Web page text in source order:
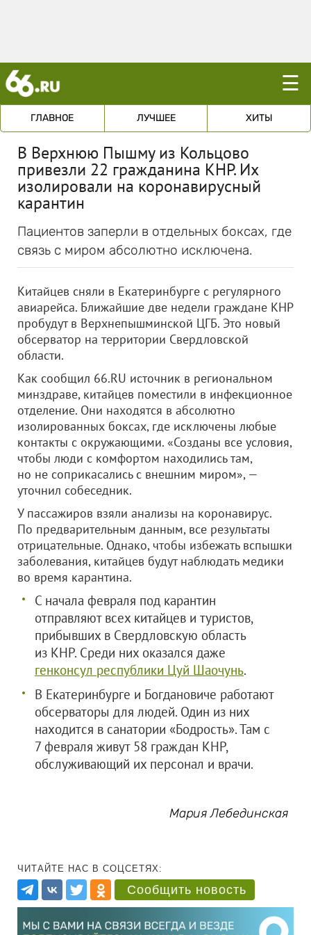
☰
ГЛАВНОЕ ЛУЧШЕЕ ХИТЫ
В Верхнюю Пышму из Кольцово
привезли 22 гражданина КНР. Их
изолировали на коронавирусный
карантин
Пациентов заперли в отдельных боксах, где
связь с миром абсолютно исключена.
Китайцев сняли в Екатеринбурге с регулярного
авиарейса. Ближайшие две недели граждане КНР
пробудут в Верхнепышминской ЦГБ. Это новый
обсерватор на территории Свердловской
области.
Как сообщил 66.RU источник в региональном
минздраве, китайцев поместили в инфекционное
отделение. Они находятся в абсолютно
изолированных боксах, где исключены любые
контакты с окружающими. «Созданы все условия,
чтобы люди с комфортом находились там,
но не соприкасались с внешним миром», —
уточнил собеседник.
У пассажиров взяли анализы на коронавирус.
По предварительным данным, все результаты
отрицательные. Однако, чтобы избежать вспышки
заболевания, китайцев будут наблюдать медики
во время карантина.
С начала февраля под карантин
отправляют всех китайцев и туристов,
прибывших в Свердловскую область
из КНР. Среди них оказался даже
генконсул республики Цуй Шаочунь.
В Екатеринбурге и Богдановиче работают
обсерваторы для людей. Один из них
находится в санатории «Бодрость». Там с
7 февраля живут 58 граждан КНР,
обслуживающий их персонал и врачи.
Мария Лебединская
ЧИТАЙТЕ НАС В СОЦСЕТЯХ:
Сообщить новость